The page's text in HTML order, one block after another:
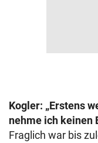
Kogler: „Erstens
nehme ich keinen
Fraglich war bis